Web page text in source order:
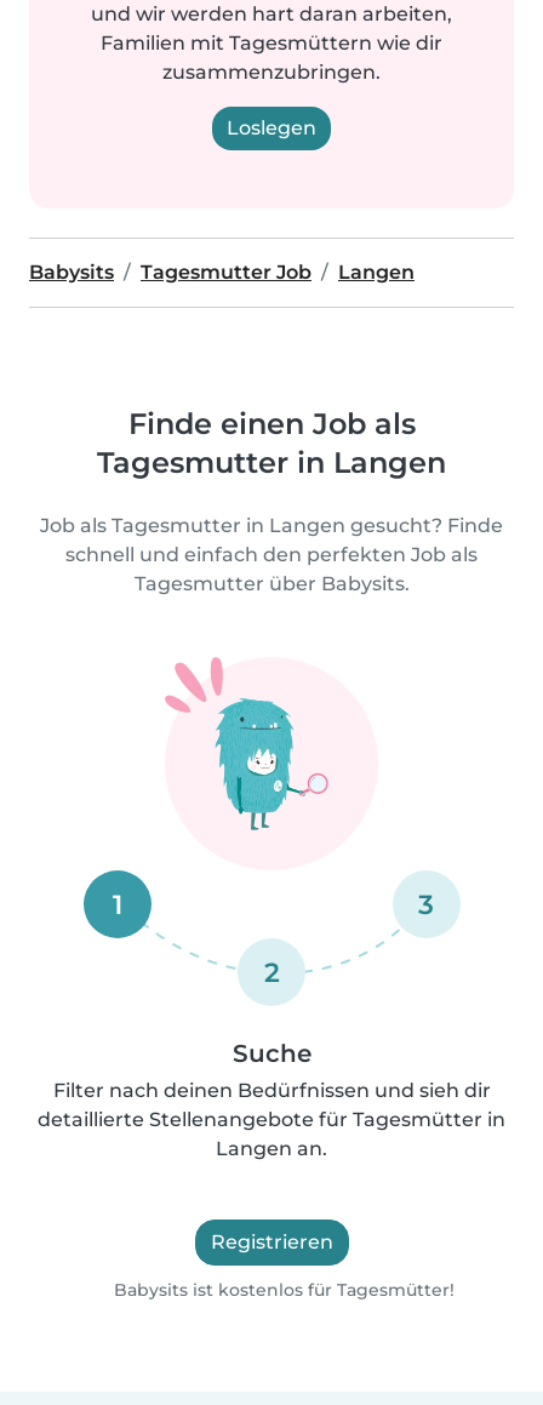
und wir werden hart daran arbeiten,
Familien mit Tagesmüttern wie dir
zusammenzubringen.
Loslegen
Babysits Tagesmutter Job Langen
Finde einen Job als
Tagesmutter in Langen
Job als Tagesmutter in Langen gesucht? Finde
schnell und einfach den perfekten Job als
Tagesmutter über Babysits.
1
2
3
Suche
Filter nach deinen Bedürfnissen und sieh dir
detaillierte Stellenangebote für Tagesmütter in
Langen an.
Registrieren
Babysits ist kostenlos für Tagesmütter!